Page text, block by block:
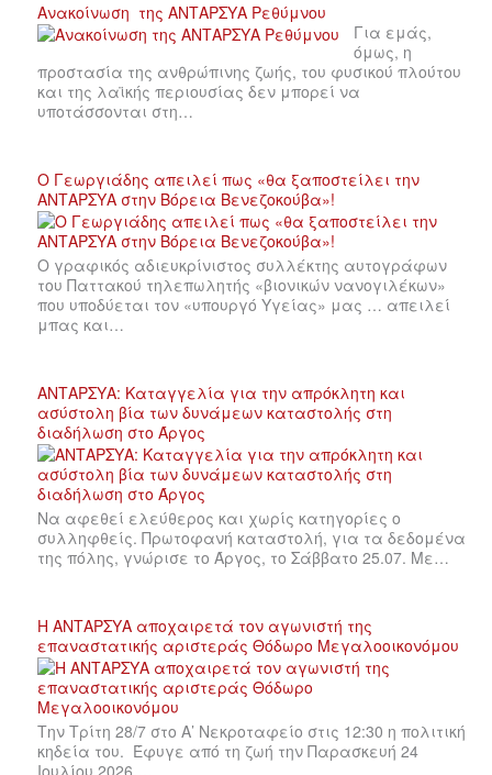
Ανακοίνωση της ΑΝΤΑΡΣΥΑ Ρεθύμνου
Για εμάς,
όμως, η
προστασία της ανθρώπινης ζωής, του φυσικού πλούτου
και της λαϊκής περιουσίας δεν μπορεί να
υποτάσσονται στη…
Ο Γεωργιάδης απειλεί πως «θα ξαποστείλει την
ΑΝΤΑΡΣΥΑ στην Βόρεια Βενεζοκούβα»!
Ο γραφικός αδιευκρίνιστος συλλέκτης αυτογράφων
του Παττακού τηλεπωλητής «βιονικών νανογιλέκων»
που υποδύεται τον «υπουργό Υγείας» μας … απειλεί
μπας και…
ΑΝΤΑΡΣΥΑ: Καταγγελία για την απρόκλητη και
ασύστολη βία των δυνάμεων καταστολής στη
διαδήλωση στο Άργος
Να αφεθεί ελεύθερος και χωρίς κατηγορίες ο
συλληφθείς. Πρωτοφανή καταστολή, για τα δεδομένα
της πόλης, γνώρισε το Άργος, το Σάββατο 25.07. Με…
Η ΑΝΤΑΡΣΥΑ αποχαιρετά τον αγωνιστή της
επαναστατικής αριστεράς Θόδωρο Μεγαλοοικονόμου
Την Τρίτη 28/7 στο Α’ Νεκροταφείο στις 12:30 η πολιτική
κηδεία του. Έφυγε από τη ζωή την Παρασκευή 24